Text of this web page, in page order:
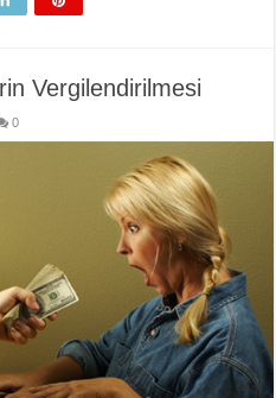
Vergilendirilmesi
0